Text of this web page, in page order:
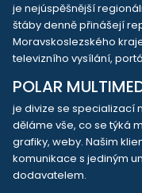
je nejúspěšnější
štáby denně přinášejí
Moravskoslezského
televizního vysílání,
POLAR
je divize se specializací
děláme vše, co se týká
grafiky, weby. Našim
komunikace s jediným
dodavatelem.